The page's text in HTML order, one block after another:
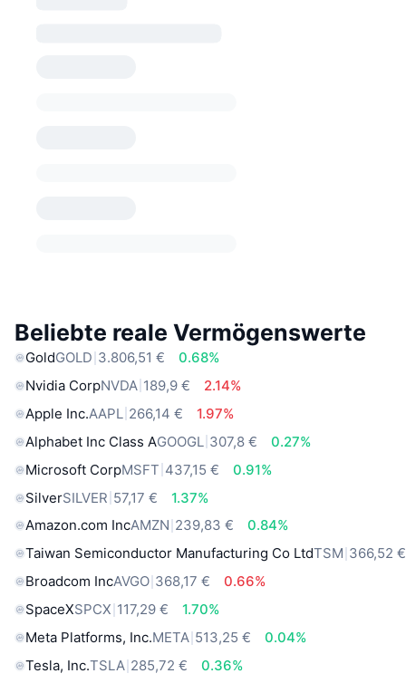
Beliebte reale Vermögenswerte
GoldGOLD 3.806,51 €
0.68%
Nvidia CorpNVDA 189,9 €
2.14%
Apple Inc.AAPL 266,14 €
1.97%
Alphabet Inc Class AGOOGL 307,8 €
0.27%
Microsoft CorpMSFT 437,15 €
0.91%
SilverSILVER 57,17 €
1.37%
Amazon.com IncAMZN 239,83 €
0.84%
Taiwan Semiconductor Manufacturing Co LtdTSM 366,52 €
Broadcom IncAVGO 368,17 €
0.66%
SpaceXSPCX 117,29 €
1.70%
Meta Platforms, Inc.META 513,25 €
0.04%
Tesla, Inc.TSLA 285,72 €
0.36%